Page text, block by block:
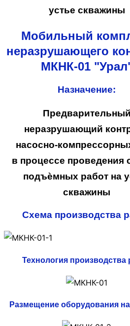
устье скважины
Мобильный
неразрушающего
МКНК-01
Назначение:
Предварительный
неразрушающий
насосно-
в процессе проведения
подъѐмных работ на
скважины
Схема производства
Технология производства
Размещение оборудования